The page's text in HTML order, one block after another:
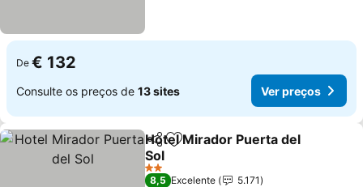
De € 132
Consulte os preços de 13 sites Ver preços
PartilharAdicionar aos favoritos
Hotel Mirador Puerta del
Sol
Ver preços
2 Estrelas
8,5 Excelente
5.171